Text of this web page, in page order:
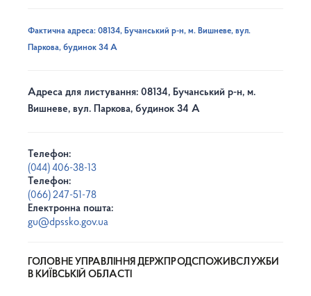
Фактична адреса: 08134, Бучанський р-н, м. Вишневе, вул.
Паркова, будинок 34 А
Адреса для листування: 08134, Бучанський р-н, м.
Вишневе, вул. Паркова, будинок 34 А
Телефон:
(044) 406-38-13
Телефон:
(066) 247-51-78
Електронна пошта:
gu@dpssko.gov.ua
ГОЛОВНЕ УПРАВЛІННЯ ДЕРЖПРОДСПОЖИВСЛУЖБИ
В КИЇВСЬКІЙ ОБЛАСТІ